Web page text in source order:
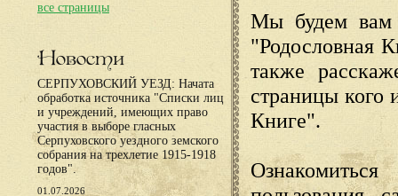
все страницы
Новости
СЕРПУХОВСКИЙ УЕЗД: Начата
обработка источника "Списки лиц
и учреждений, имеющих право
участия в выборе гласных
Серпуховского уездного земского
собрания на трехлетие 1915-1918
годов".
01.07.2026
Мы будем вам
"Родословная
также
страницы кого
Книге".